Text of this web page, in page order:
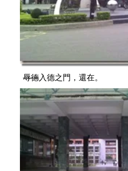
辱德入德之門，還在。